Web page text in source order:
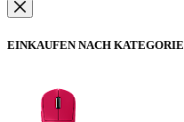
EINKAUFEN NACH KATEGORIE